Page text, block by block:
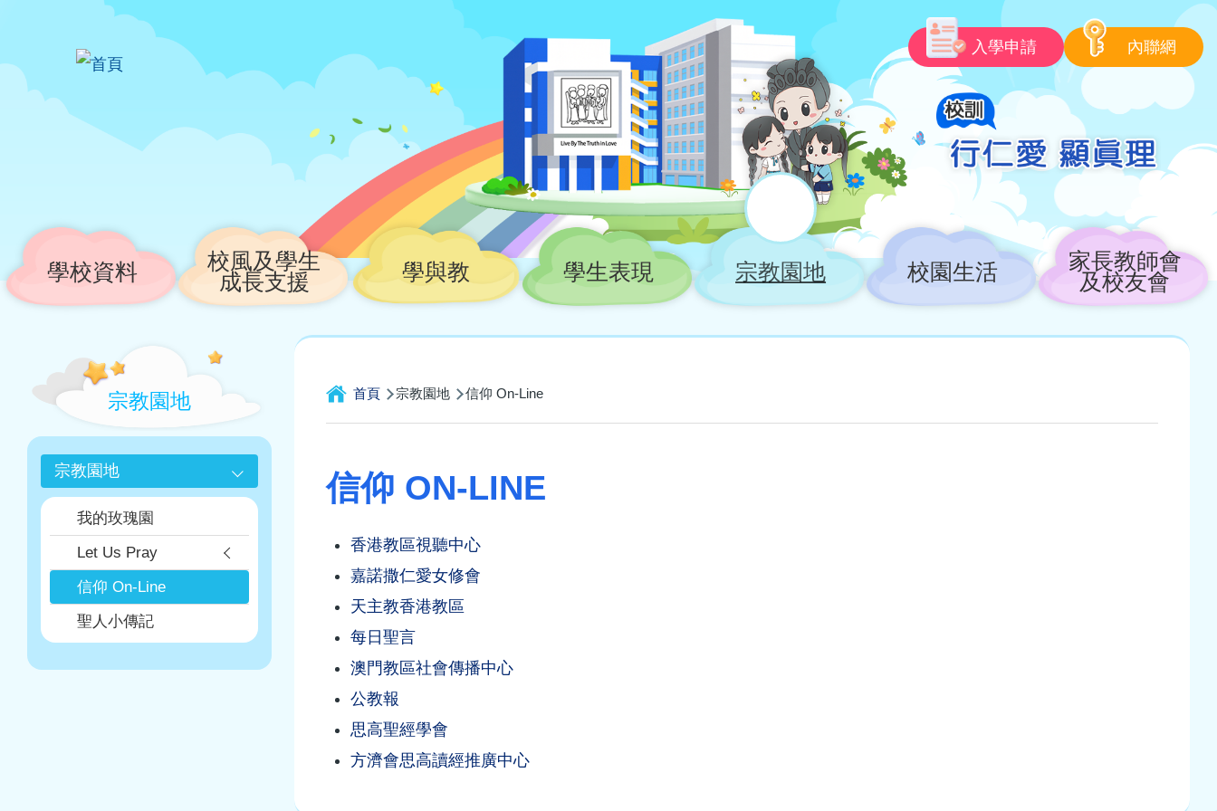
入學申請
內聯網
Main
navigation
學校資料
校風及學生
成長支援
學與教 學生表現 宗教園地 校園生活
家長教師會
及校友會
航
結
首頁 宗教園地 信仰 On-Line
信仰 ON-LINE
香港教區視聽中心
嘉諾撒仁愛女修會
天主教香港教區
每日聖言
澳門教區社會傳播中心
公教報
思高聖經學會
方濟會思高讀經推廣中心
Main
navigation
宗教園地
宗教園地
我的玫瑰園
Let Us Pray
信仰 On-Line
聖人小傳記